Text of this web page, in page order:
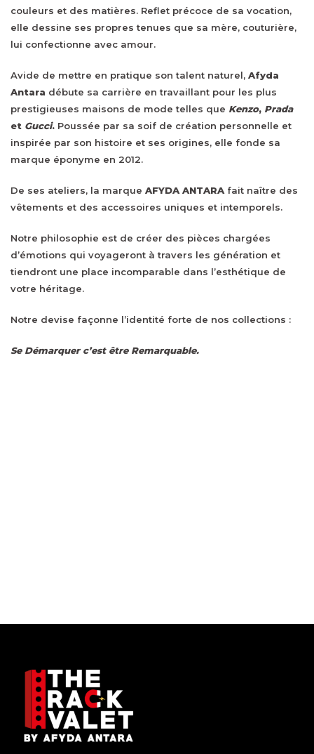
couleurs et des matières. Reflet précoce de sa vocation,
elle dessine ses propres tenues que sa mère, couturière,
lui confectionne avec amour.
Avide de mettre en pratique son talent naturel, Afyda
Antara débute sa carrière en travaillant pour les plus
prestigieuses maisons de mode telles que Kenzo, Prada
et Gucci. Poussée par sa soif de création personnelle et
inspirée par son histoire et ses origines, elle fonde sa
marque éponyme en 2012.
De ses ateliers, la marque AFYDA ANTARA fait naître des
vêtements et des accessoires uniques et intemporels.
Notre philosophie est de créer des pièces chargées
d’émotions qui voyageront à travers les génération et
tiendront une place incomparable dans l’esthétique de
votre héritage.
Notre devise façonne l’identité forte de nos collections :
Se Démarquer c’est être Remarquable.